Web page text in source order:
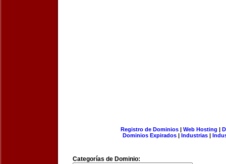
Registro de Dominios| Web Hosting |
Dominios Expirados | Industrias |
Categorías de Dominio: